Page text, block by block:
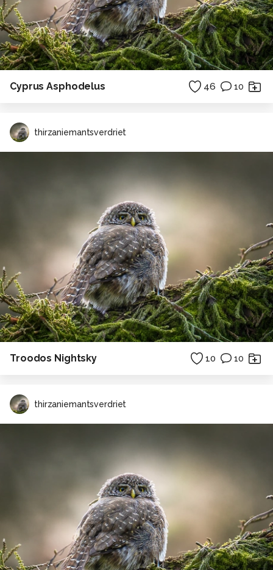
Cyprus Asphodelus 46 10
thirzaniemantsverdriet
Troodos Nightsky 10 10
thirzaniemantsverdriet